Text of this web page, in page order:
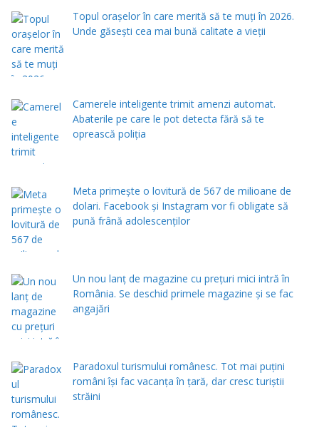
Topul orașelor în care merită să te muți în 2026.
Unde găsești cea mai bună calitate a vieții
Camerele inteligente trimit amenzi automat.
Abaterile pe care le pot detecta fără să te
oprească poliția
Meta primește o lovitură de 567 de milioane de
dolari. Facebook și Instagram vor fi obligate să
pună frână adolescenților
Un nou lanț de magazine cu prețuri mici intră în
România. Se deschid primele magazine și se fac
angajări
Paradoxul turismului românesc. Tot mai puțini
români își fac vacanța în țară, dar cresc turiștii
străini